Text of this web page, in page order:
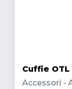
Cuffie
Accessori -